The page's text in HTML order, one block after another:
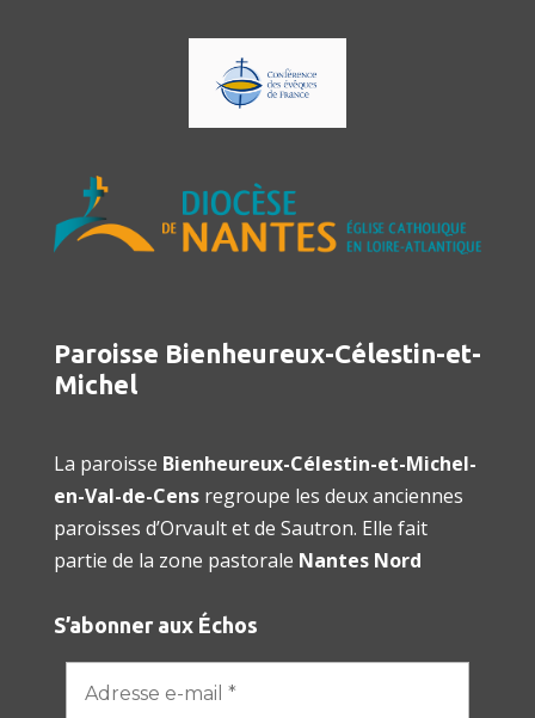
Paroisse Bienheureux-Célestin-et-
Michel
La paroisse Bienheureux-Célestin-et-Michel-
en-Val-de-Censregroupe les deux anciennes
paroisses d’Orvault et de Sautron. Elle fait
partie de la zone pastorale Nantes Nord
S’abonner aux Échos